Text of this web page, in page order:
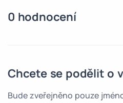
0 hodnocení
Chcete se podělit o
Bude zveřejněno pouze